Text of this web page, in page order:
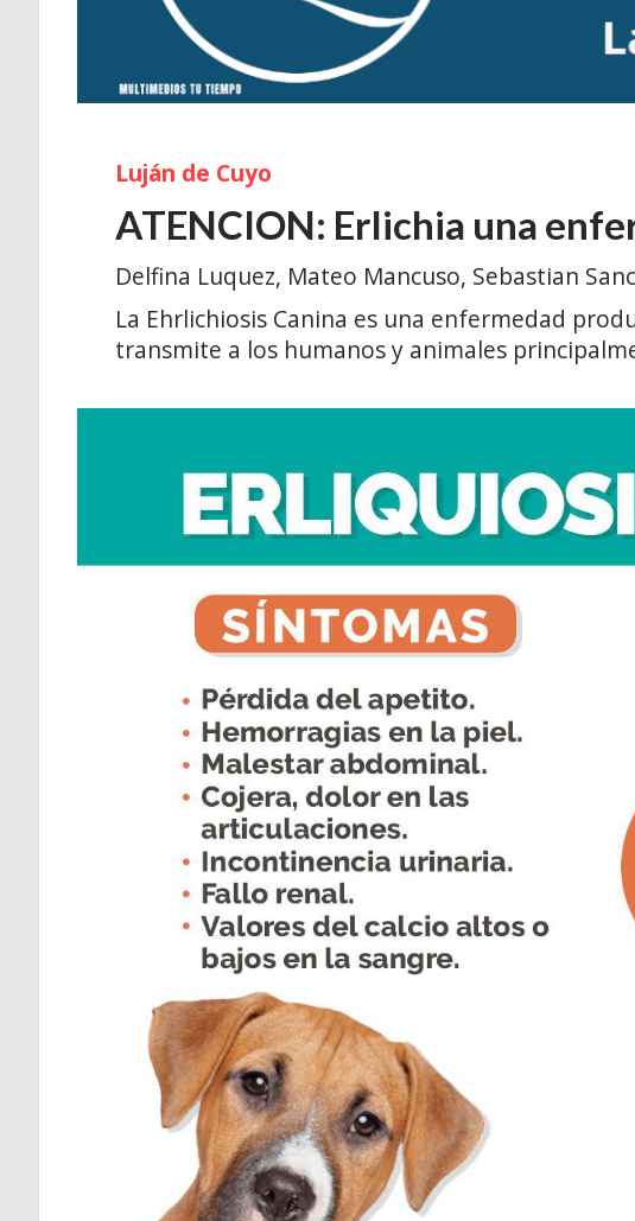
ATENCION: Erlichia una
La Ehrlichiosis Canina es una enfermedad
transmite a los humanos y animales
Luján de Cuyo
Delfina Luquez, Mateo Mancuso, Sebastian